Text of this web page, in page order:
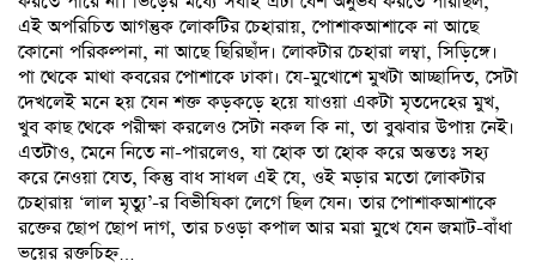
এই অপরিচিত আগন্তুক লোকটির চেহারায়, পোশাকআশাকে না আছে
কোনো পরিকল্পনা, না আছে ছিরিছাঁদ। লোকটার চেহারা লম্বা, সিড়িঙ্গে।
পা থেকে মাথা কবরের পোশাকে ঢাকা। যে-মুখোশে মুখটা আচ্ছাদিত, সেটা
দেখলেই মনে হয় যেন শক্ত কড়কড়ে হয়ে যাওয়া একটা মৃতদেহের মুখ,
খুব কাছ থেকে পরীক্ষা করলেও সেটা নকল কি না, তা বুঝবার উপায় নেই।
এতটাও, মেনে নিতে না-পারলেও, যা হোক তা হোক করে অন্ততঃ সহ্য
করে নেওয়া যেত, কিন্তু বাধ সাধল এই যে, ওই মড়ার মতো লোকটার
চেহারায় ‘লাল মৃত্যু’-র বিভীষিকা লেগে ছিল যেন। তার পোশাকআশাকে
রক্তের ছোপ ছোপ দাগ, তার চওড়া কপাল আর মরা মুখে যেন জমাট-বাঁধা
ভয়ের রক্তচিহ্ন…